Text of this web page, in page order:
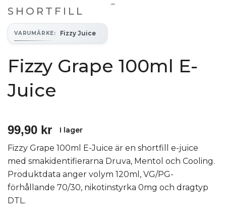
SHORTFILL
VARUMÄRKE: Fizzy Juice
Fizzy Grape 100ml E-
Juice
99,90 kr I lager
Fizzy Grape 100ml E-Juice är en shortfill e-juice
med smakidentifierarna Druva, Mentol och Cooling.
Produktdata anger volym 120ml, VG/PG-
förhållande 70/30, nikotinstyrka 0mg och dragtyp
DTL.